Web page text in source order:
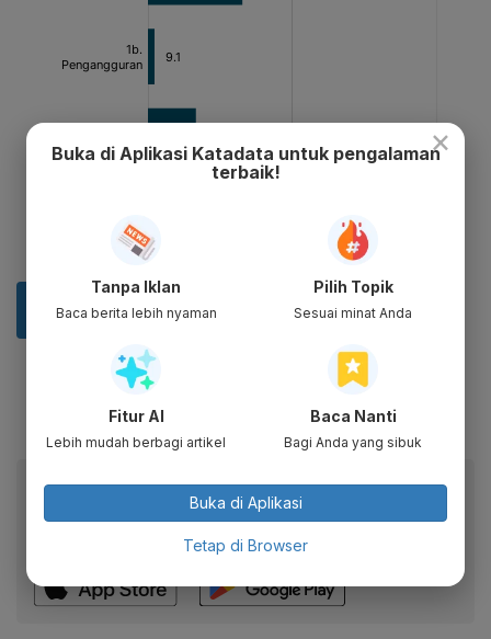
Baca artikel ini lewat aplikasi mobile.
Dapatkan pengalaman membaca lebih nyaman dan nikmati
fitur menarik lainnya lewat aplikasi mobile Katadata.
×
Buka di Aplikasi Katadata untuk pengalaman
terbaik!
Tanpa Iklan
Baca berita lebih nyaman
Pilih Topik
Sesuai minat Anda
Fitur AI
Lebih mudah berbagi artikel
Baca Nanti
Bagi Anda yang sibuk
Buka di Aplikasi
Tetap di Browser